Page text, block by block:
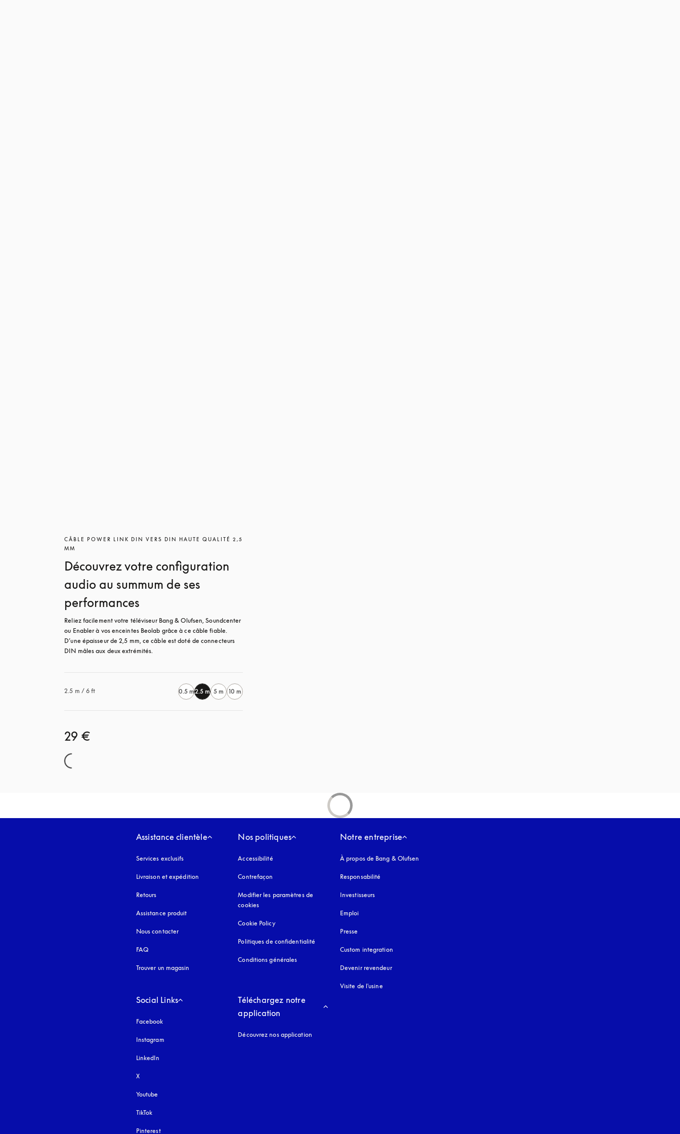
CÂBLE POWER LINK DIN VERS DIN HAUTE QUALITÉ 2,5
MM
Découvrez votre configuration
audio au summum de ses
performances
Reliez facilement votre téléviseur Bang & Olufsen, Soundcenter
ou Enabler à vos enceintes Beolab grâce à ce câble fiable.
D’une épaisseur de 2,5 mm, ce câble est doté de connecteurs
DIN mâles aux deux extrémités.
2.5 m / 6 ft 0.5 m2.5 m 5 m 10 m
29 €
Assistance clientèle
Services exclusifs
Livraison et expédition
Retours
Assistance produit
Nous contacter
FAQ
Trouver un magasin
Nos politiques
Accessibilité s’ouvre dans un nouvel onglet
Contrefaçon s’ouvre dans un nouvel onglet
Modifier les paramètres de
cookies
Cookie Policys’ouvre dans un nouvel onglet
Politiques de confidentialité
Conditions générales
Notre entreprise
À propos de Bang & Olufsen
Responsabilité
Investisseurs
Emploi
Presse
Custom integration
Devenir revendeur
Visite de l'usine
Social Links
Facebook
Instagram
LinkedIn
X
Youtube
TikTok
Pinterest
Téléchargez notre
application
Découvrez nos application